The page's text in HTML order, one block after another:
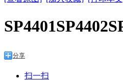
分享
扫一扫